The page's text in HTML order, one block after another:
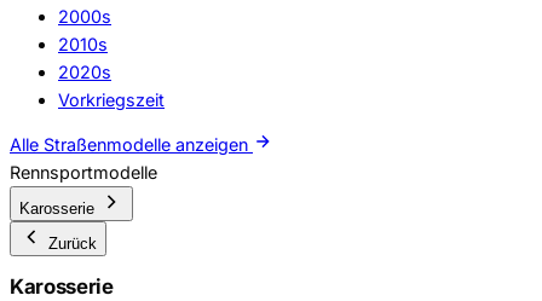
2000s
2010s
2020s
Vorkriegszeit
Alle Straßenmodelle anzeigen
Rennsportmodelle
Karosserie
Zurück
Karosserie